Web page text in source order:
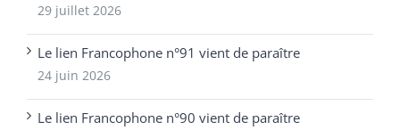
29 juillet 2026
Le lien Francophone n°91 vient de paraître
24 juin 2026
Le lien Francophone n°90 vient de paraître